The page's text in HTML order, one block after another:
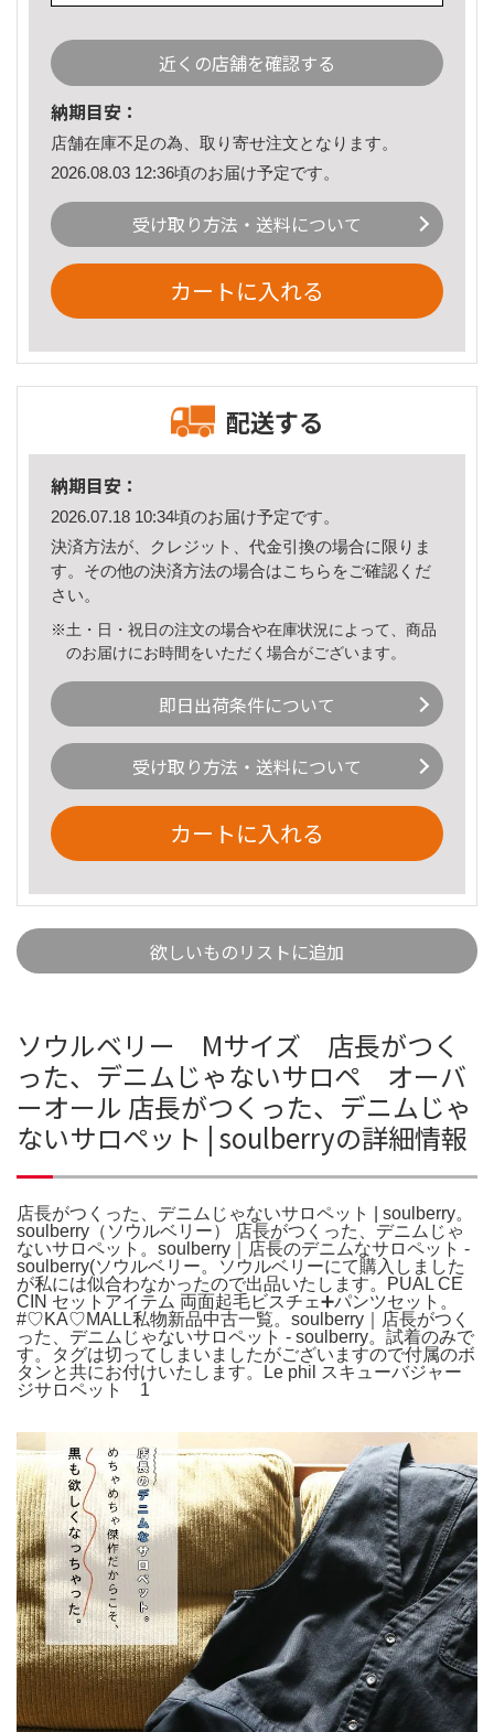
近くの店舗を確認する
納期目安：
店舗在庫不足の為、取り寄せ注文となります。
2026.08.03 12:36頃のお届け予定です。
受け取り方法・送料について
カートに入れる
配送する
納期目安：
2026.07.18 10:34頃のお届け予定です。
決済方法が、クレジット、代金引換の場合に限りま
す。その他の決済方法の場合はこちら をご確認くだ
さい。
※土・日・祝日の注文の場合や在庫状況によって、商品
のお届けにお時間をいただく場合がございます。
即日出荷条件について
受け取り方法・送料について
カートに入れる
欲しいものリストに追加
ソウルベリー Mサイズ 店長がつく
った、デニムじゃないサロペ オーバ
ーオール 店長がつくった、デニムじゃ
ないサロペット | soulberryの詳細情報
店長がつくった、デニムじゃないサロペット | soulberry。
soulberry（ソウルベリー） 店長がつくった、デニムじゃ
ないサロペット。soulberry｜店長のデニムなサロペット -
soulberry(ソウルベリー。ソウルベリーにて購入しました
が私には似合わなかったので出品いたします。PUAL CE
CIN セットアイテム 両面起毛ビスチェ➕パンツセット。
#♡KA♡MALL私物新品中古一覧。soulberry｜店長がつく
った、デニムじゃないサロペット - soulberry。試着のみで
す。タグは切ってしまいましたがございますので付属のボ
タンと共にお付けいたします。Le phil スキューバジャー
ジサロペット 1